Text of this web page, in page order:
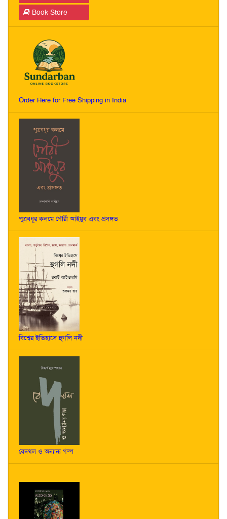
Book Store
Order Here for Free Shipping in India
পুত্রবধূর কলমে গৌরী আইয়ুব এবং প্রসঙ্গত
বিশ্বের ইতিহাসে হুগলি নদী
বেদখল ও অন্যান্য গল্প